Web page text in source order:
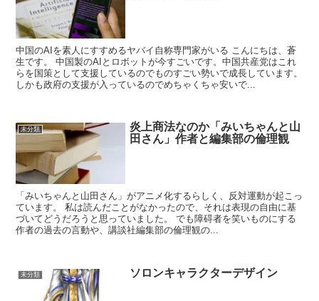
中国のAIを素人にすすめるヤバイ自称専門家がいる こんにちは、蒼
生です。 中国製のAIとロボットが今すごいです。中国共産党はこれ
らを国策として支援しているのでものすごい勢いで成長しています。
しかも政府の支援が入っているのでめちゃくちゃ安いで...
未分類
炎上商法なのか「みいちゃんと山
田さん」作者と編集部の倫理観
「みいちゃんと山田さん」がアニメ化するらしく、反対運動が起こっ
ています。 私は読んだことがなかったので、それは表現の自由に基
づいてどうだろうと思っていました。 でも障碍者を笑いものにする
作者の過去の言動や、講談社編集部の倫理観の...
未分類 ソロンキャラクターデザイン